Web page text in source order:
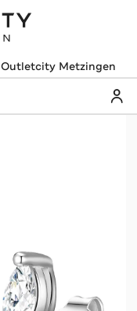
Outletcity Metzingen